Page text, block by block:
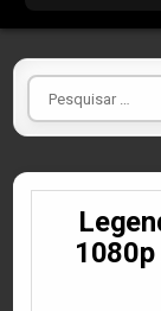
Pesquisar
por
1080p